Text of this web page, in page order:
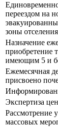
переездом на
зоны отселения
Назначение
приобретение
имеющим 5 и
Ежемесячная
присвоено
Экспертиза
Рассмотрение
массовых